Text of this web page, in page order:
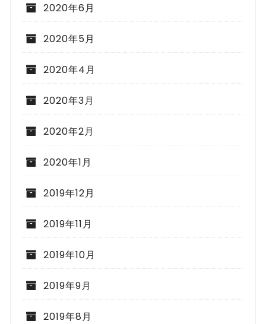
2020年6月
2020年5月
2020年4月
2020年3月
2020年2月
2020年1月
2019年12月
2019年11月
2019年10月
2019年9月
2019年8月